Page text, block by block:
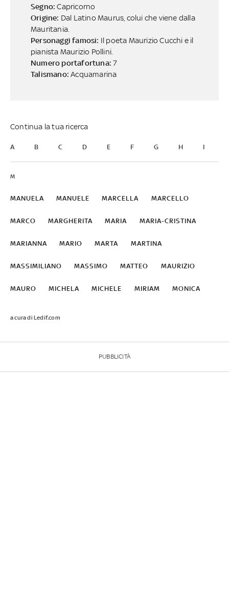
Segno:Capricorno
Origine: Dal Latino Maurus, colui che viene dalla
Mauritania.
Personaggi famosi: Il poeta Maurizio Cucchi e il
pianista Maurizio Pollini.
Numero portafortuna:7
Talismano:Acquamarina
Continua la tua ricerca
A B C D E F G H I
M
MANUELA MANUELE MARCELLA MARCELLO
MARCO MARGHERITA MARIA MARIA-CRISTINA
MARIANNA MARIO MARTA MARTINA
MASSIMILIANO MASSIMO MATTEO MAURIZIO
MAURO MICHELA MICHELE MIRIAM MONICA
a cura di Ledif.com
PUBBLICITÀ